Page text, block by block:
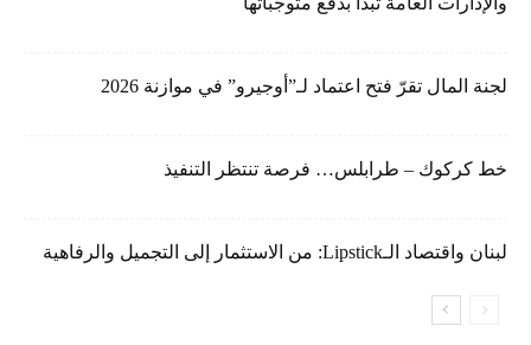
لجنة المال تقرّ فتح اعتماد لـ”أوجيرو” في موازنة 2026
خط كركوك – طرابلس… فرصة تنتظر التنفيذ
لبنان واقتصاد الـLipstick: من الاستثمار إلى التجميل والرفاهية